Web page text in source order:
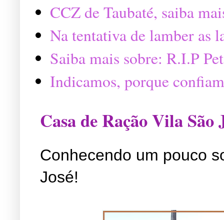
CCZ de Taubaté, saiba
Na tentativa de lamber as
Saiba mais sobre: R.I.P
Indicamos, porque
Casa de Ração Vila São
Conhecendo um pouco
José!